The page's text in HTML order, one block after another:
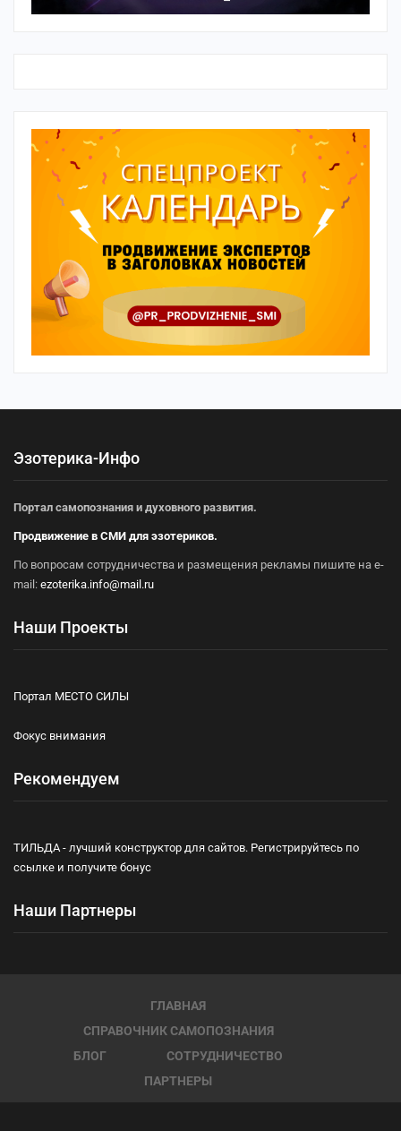
Эзотерика-Инфо
Портал самопознания и духовного развития.
Продвижение в СМИ для эзотериков.
По вопросам сотрудничества и размещения рекламы пишите на e-
mail: ezoterika.info@mail.ru
Наши Проекты
Портал МЕСТО СИЛЫ
Фокус внимания
Рекомендуем
ТИЛЬДА - лучший конструктор для сайтов. Регистрируйтесь по
ссылке и получите бонус
Наши Партнеры
ГЛАВНАЯ
СПРАВОЧНИК САМОПОЗНАНИЯ
БЛОГ
СОТРУДНИЧЕСТВО
ПАРТНЕРЫ